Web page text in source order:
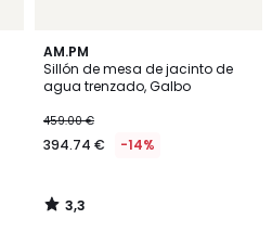
AM.PM
Sillón de mesa de jacinto de
agua trenzado, Galbo
459.00 €
394.74 € -14%
3,3
/ 5
3,3
/